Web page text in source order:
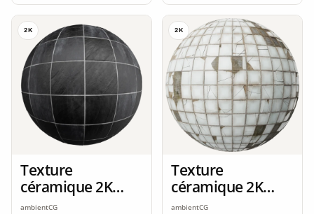
2K
Texture
céramique 2K
seamless
ambientCG
2K
Texture
céramique 2K
seamless
ambientCG